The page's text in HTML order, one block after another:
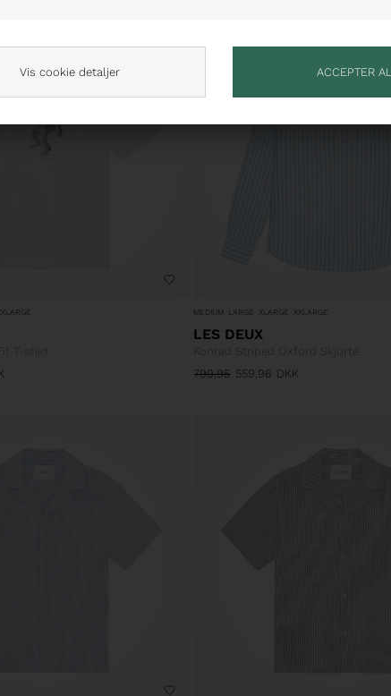
Vis cookie detaljer
MEDIUM LARGE XLARGE XXLARGE
LES DEUX
Konrad Striped Oxford Skjorte
799,95 559,96 DKK